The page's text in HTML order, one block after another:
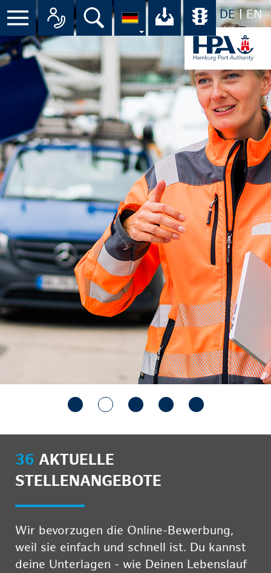
DE EN
Menü Alle Ansprechpartner im
Suche Ihr Download-
36 AKTUELLE
STELLENANGEBOTE
Wir bevorzugen die Online-Bewerbung,
weil sie einfach und schnell ist. Du kannst
deine Unterlagen - wie Deinen Lebenslauf